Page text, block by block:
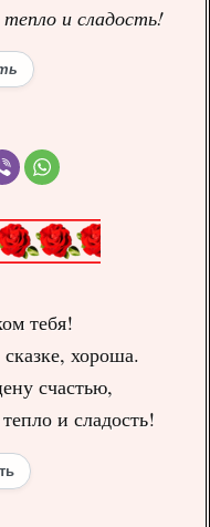
и сладость!
тебя!
хороша.
счастью,
и сладость!